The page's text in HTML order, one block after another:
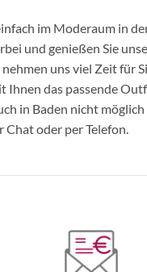
im Moderaum in
und genießen Sie
uns viel Zeit für
Ihnen das passende
in Baden nicht
Chat oder per Telefon.